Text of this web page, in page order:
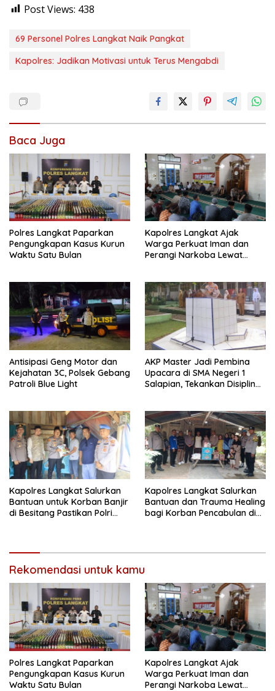
Post Views: 438
69 Personel Polres Langkat Naik Pangkat
Kapolres: Jadikan Motivasi untuk Terus Mengabdi
Baca Juga
Polres Langkat Paparkan
Pengungkapan Kasus Kurun
Waktu Satu Bulan
Kapolres Langkat Ajak
Warga Perkuat Iman dan
Perangi Narkoba Lewat
Antisipasi Geng Motor dan
Kejahatan 3C, Polsek Gebang
Patroli Blue Light
AKP Master Jadi Pembina
Upacara di SMA Negeri 1
Salapian, Tekankan Disiplin
Kapolres Langkat Salurkan
Bantuan untuk Korban Banjir
di Besitang Pastikan Polri
Kapolres Langkat Salurkan
Bantuan dan Trauma Healing
bagi Korban Pencabulan di
Rekomendasi untuk kamu
Polres Langkat Paparkan
Pengungkapan Kasus Kurun
Waktu Satu Bulan
Kapolres Langkat Ajak
Warga Perkuat Iman dan
Perangi Narkoba Lewat